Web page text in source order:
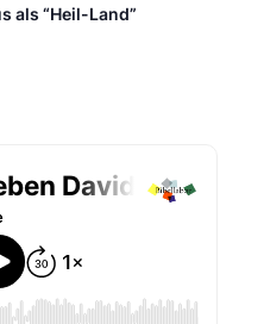
als “Heil-Land”